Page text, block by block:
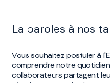
La paroles à nos
Vous souhaitez postuler à
comprendre notre
collaborateurs partagent